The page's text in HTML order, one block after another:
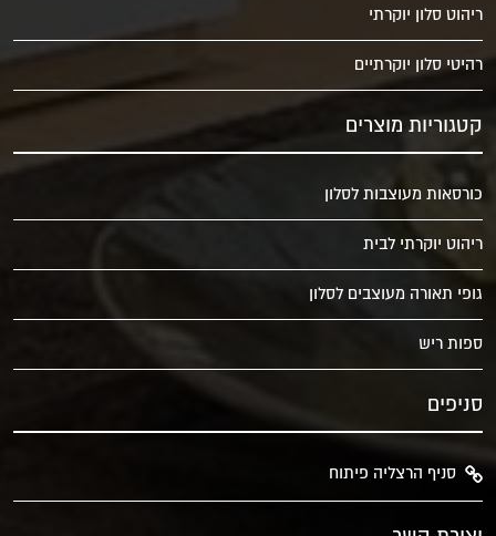
ריהוט סלון יוקרתי
רהיטי סלון יוקרתיים
קטגוריות מוצרים
כורסאות מעוצבות לסלון
ריהוט יוקרתי לבית
גופי תאורה מעוצבים לסלון
ספות ריש
סניפים
סניף הרצליה פיתוח